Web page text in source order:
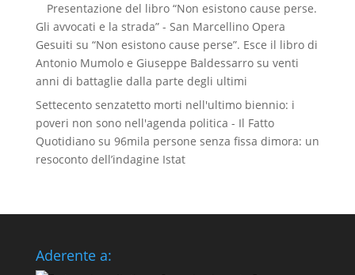
Presentazione del libro “Non esistono cause perse.
Gli avvocati e la strada” - San Marcellino Opera
Gesuiti su “Non esistono cause perse”. Esce il libro di
Antonio Mumolo e Giuseppe Baldessarro su venti
anni di battaglie dalla parte degli ultimi
Settecento senzatetto morti nell'ultimo biennio: i
poveri non sono nell'agenda politica - Il Fatto
Quotidianosu 96mila persone senza fissa dimora: un
resoconto dell’indagine Istat
Aderente a: